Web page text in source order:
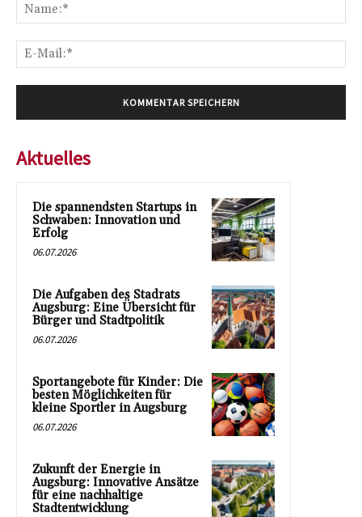
Aktuelles
Die spannendsten Startups in
Schwaben: Innovation und
Erfolg
06.07.2026
Die Aufgaben des Stadrats
Augsburg: Eine Übersicht für
Bürger und Stadtpolitik
06.07.2026
Sportangebote für Kinder: Die
besten Möglichkeiten für
kleine Sportler in Augsburg
06.07.2026
Zukunft der Energie in
Augsburg: Innovative Ansätze
für eine nachhaltige
Stadtentwicklung